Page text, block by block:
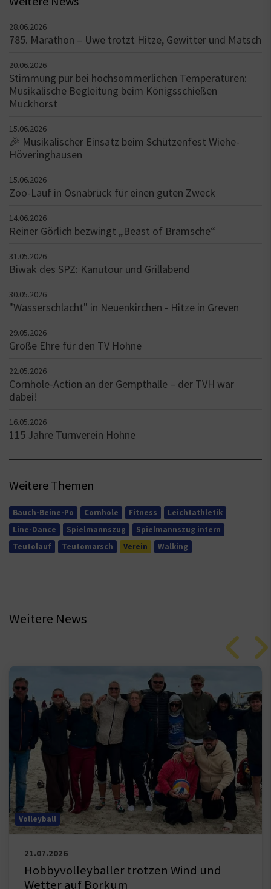
28.06.2026
785. Marathon – Uwe trotzt Hitze, Gewitter und Matsch
20.06.2026
Stimmung pur bei hochsommerlichen Temperaturen:
Musikalische Begleitung beim Königsschießen
Muckhorst
15.06.2026
🎉 Musikalischer Einsatz beim Schützenfest Wiehe-
Höveringhausen
15.06.2026
Zoo-Lauf in Osnabrück für einen guten Zweck
14.06.2026
Reiner Görlich bezwingt „Beast of Bramsche“
31.05.2026
Biwak des SPZ: Kanutour und Grillabend
30.05.2026
"Wasserschlacht" in Neuenkirchen - Hitze in Greven
29.05.2026
Große Ehre für den TV Hohne
22.05.2026
Cornhole-Action an der Gempthalle – der TVH war
dabei!
16.05.2026
115 Jahre Turnverein Hohne
Weitere Themen
Bauch-Beine-Po Cornhole Fitness
Leichtathletik
Line-Dance
Spielmannszug
Spielmannszug intern
Teutolauf
Teutomarsch Verein Walking
Weitere News
Volleyball
21.07.2026
Hobbyvolleyballer trotzen Wind und
Wetter auf Borkum